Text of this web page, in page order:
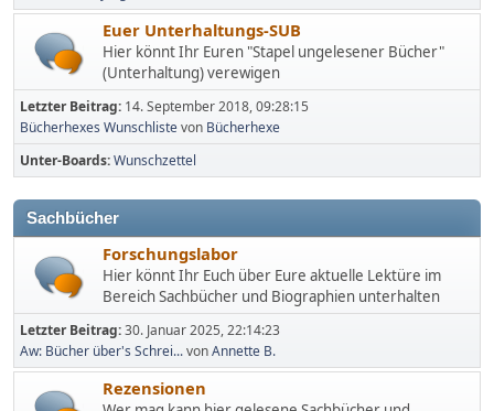
Euer Unterhaltungs-SUB
Hier könnt Ihr Euren "Stapel ungelesener Bücher"
(Unterhaltung) verewigen
Letzter Beitrag: 14. September 2018, 09:28:15
Bücherhexes Wunschlistevon Bücherhexe
Unter-Boards Wunschzettel
Sachbücher
Forschungslabor
Hier könnt Ihr Euch über Eure aktuelle Lektüre im
Bereich Sachbücher und Biographien unterhalten
Letzter Beitrag:30. Januar 2025, 22:14:23
Aw: Bücher über's Schrei...vonAnnette B.
Rezensionen